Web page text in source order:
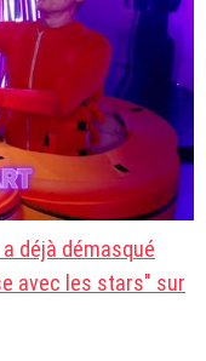
déjà démasqué
avec les stars" sur